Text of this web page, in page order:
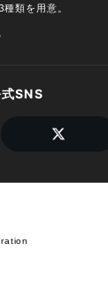
類を用意。
SNS